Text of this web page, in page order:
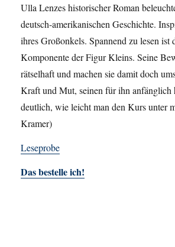
Ulla Lenzes historischer Roman
deutsch-amerikanischen Geschichte.
ihres Großonkels. Spannend zu lesen
Komponente der Figur Kleins. Seine
rätselhaft und machen sie damit doch
Kraft und Mut, seinen für ihn
deutlich, wie leicht man den Kurs unter
Kramer)
Leseprobe
Das bestelle ich!